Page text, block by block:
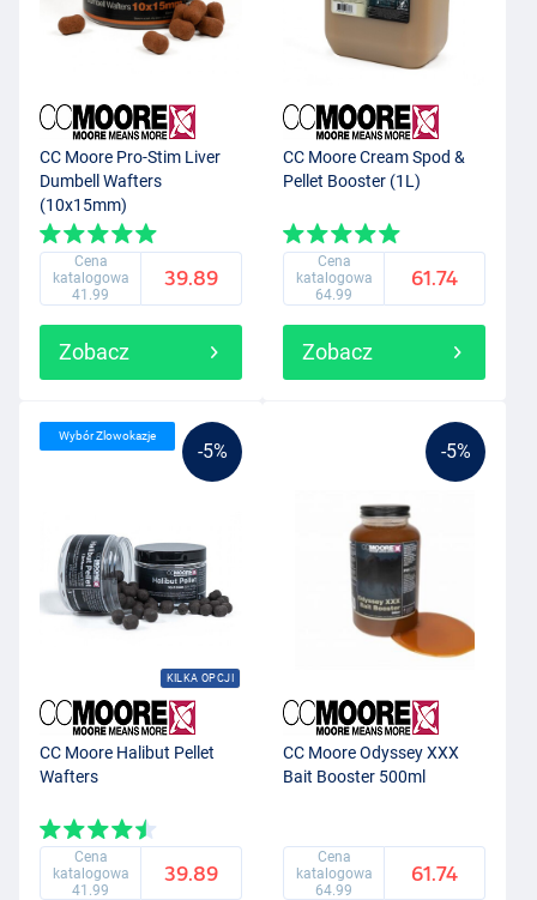
CC Moore Pro-Stim Liver
Dumbell Wafters
(10x15mm)
Cena
katalogowa
41.99
39.89
Zobacz
CC Moore Cream Spod &
Pellet Booster (1L)
Cena
katalogowa
64.99
61.74
Zobacz
-5%
KILKA OPCJI
Wybór Zlowokazje
CC Moore Halibut Pellet
Wafters
Cena
katalogowa
41.99
39.89
-5%
CC Moore Odyssey XXX
Bait Booster 500ml
Cena
katalogowa
64.99
61.74